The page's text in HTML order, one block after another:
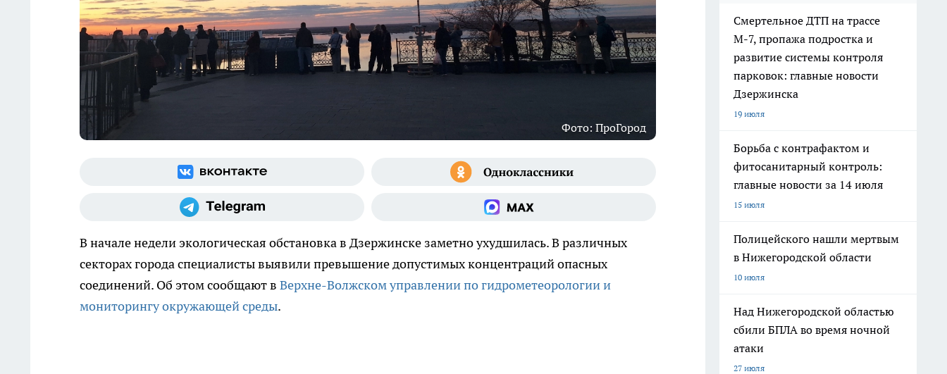
Фото: ПроГород
В начале недели экологическая обстановка в Дзержинске заметно ухудшилась. В различных
секторах города специалисты выявили превышение допустимых концентраций опасных
соединений. Об этом сообщают в Верхне-Волжском управлении по гидрометеорологии и
мониторингу окружающей среды.
Смертельное ДТП на трассе
М-7, пропажа подростка и
развитие системы контроля
парковок: главные новости
Дзержинска
19 июля
Борьба с контрафактом и
фитосанитарный контроль:
главные новости за 14 июля
15 июля
Полицейского нашли мертвым
в Нижегородской области
10 июля
Над Нижегородской областью
сбили БПЛА во время ночной
атаки
27 июля